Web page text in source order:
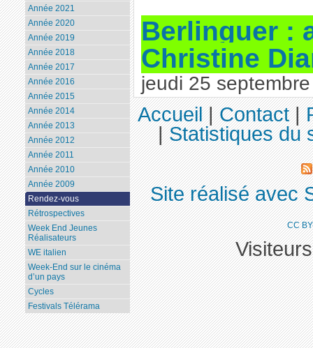
Berlinguer :
Christine
jeudi 25
Année 2021
Année 2020
Année 2019
Année 2018
Année 2017
Année 2016
Année 2015
Année 2014
Année 2013
Année 2012
Année 2011
Année 2010
Année 2009
Rendez-vous
Rétrospectives
Week End Jeunes
Réalisateurs
WE italien
Week-End sur le cinéma
d’un pays
Cycles
Festivals Télérama
Accueil|Contact|
|Statistiques du
Site réalisé avec
CC